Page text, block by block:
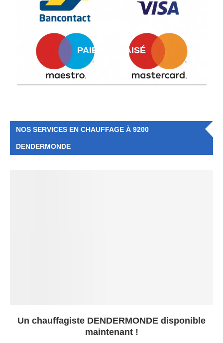
PAIEMENT AISÉ
NOS SERVICES EN CHAUFFAGE À 9200
DENDERMONDE
Un chauffagiste DENDERMONDE disponible
maintenant !